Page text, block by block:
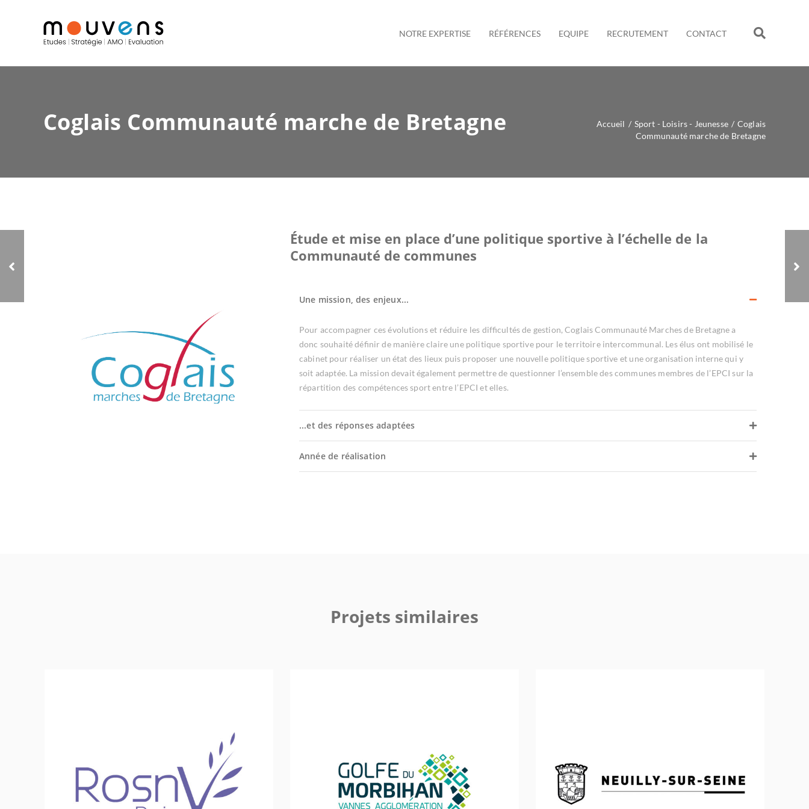
NOTRE EXPERTISE RÉFÉRENCES EQUIPE RECRUTEMENT CONTACT
Coglais Communauté marche de Bretagne Accueil / Sport - Loisirs - Jeunesse / Coglais
Communauté marche de Bretagne
Région Pays de la
Étude et mise en place d’une politique sportive à l’échelle de la
Communauté de communes
Une mission, des enjeux...
Pour accompagner ces évolutions et réduire les difficultés de gestion, Coglais Communauté Marches de Bretagne a
donc souhaité définir de manière claire une politique sportive pour le territoire intercommunal. Les élus ont mobilisé le
cabinet pour réaliser un état des lieux puis proposer une nouvelle politique sportive et une organisation interne qui y
soit adaptée. La mission devait également permettre de questionner l’ensemble des communes membres de l’EPCI sur la
répartition des compétences sport entre l’EPCI et elles.
...et des réponses adaptées
Année de réalisation
Projets similaires
Ville de Rosny-sous-Bois Communauté d’Agglomération Vannes Agglo Ville de Neuilly-sur-Seine